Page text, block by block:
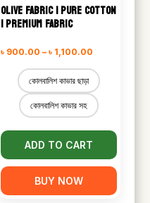
OLIVE FABRIC | PURE COTTON
| PREMIUM FABRIC
৳ 900.00 – ৳ 1,100.00
range:
৳ 900.00
through
কোলবালিশ কাভার ছাড়া
কোলবালিশ কাভার সহ
ADD TO CART
BUY NOW